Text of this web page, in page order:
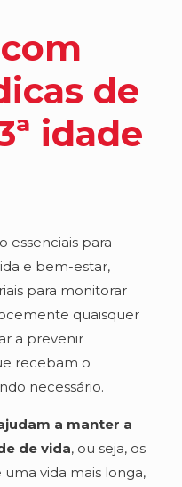
de
idade
essenciais para
e bem-estar,
para monitorar
quaisquer
a prevenir
recebam o
necessário.
a manter a
de vida, ou seja, os
vida mais longa,